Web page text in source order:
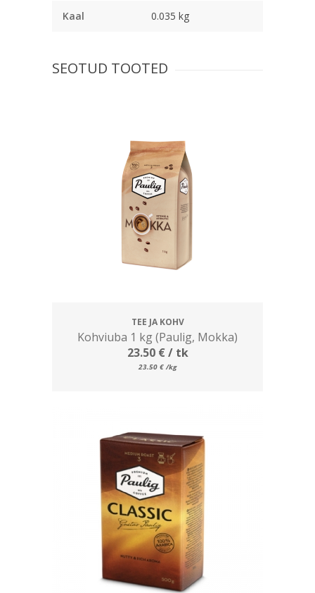
Kaal 0.035 kg
SEOTUD TOOTED
TEE JA KOHV
Kohviuba 1 kg (Paulig, Mokka)
23.50 €/ tk
23.50 € /kg